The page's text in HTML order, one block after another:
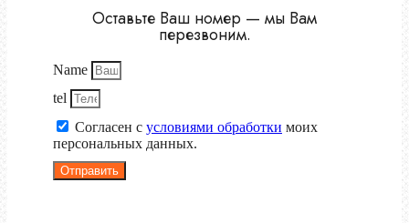
Оставьте Ваш номер — мы Вам
перезвоним.
Name
tel
Согласен с условиями обработки моих
персональных данных.
Отправить